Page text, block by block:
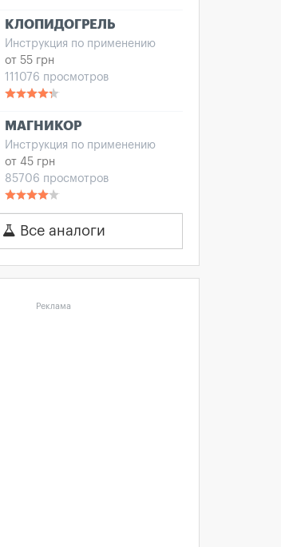
КЛОПИДОГРЕЛЬ
Инструкция по применению
от 55 грн
111076 просмотров
МАГНИКОР
Инструкция по применению
от 45 грн
85706 просмотров
Все аналоги
Реклама